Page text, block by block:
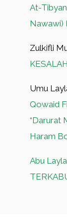
At-Tibyan
Nawawi)
Zulkifli
Umu
Qowaid
“Darurat
Haram
Abu Layla